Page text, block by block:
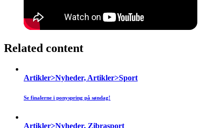
Related content
Artikler>Nyheder, Artikler>Sport
Se finalerne i ponyspring på søndag!
Artikler>Nyheder, Zibrasport